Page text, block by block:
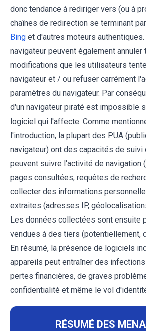
donc tendance à rediriger vers (ou à
chaînes de redirection se terminant
Bing et d'autres moteurs
navigateur peuvent également
modifications que les utilisateurs
navigateur et / ou refuser carrément
paramètres du navigateur. Par
d'un navigateur piraté est impossible
logiciel qui l'affecte. Comme
l'introduction, la plupart des PUA
navigateur) ont des capacités de suivi
peuvent suivre l'activité de navigation
pages consultées, requêtes de
collecter des informations
extraites (adresses IP,
Les données collectées sont ensuite
vendues à des tiers (potentiellement,
En résumé, la présence de logiciels
appareils peut entraîner des
pertes financières, de graves
confidentialité et même le vol
RÉSUMÉ DES